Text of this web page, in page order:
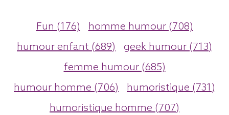
Fun (176)
homme humour (708)
humour enfant (689)
geek humour (713)
femme humour (685)
humour homme (706)
humoristique (731)
humoristique homme (707)